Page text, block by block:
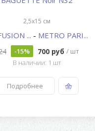
2,5x15 см
... - METRO PARI...
-15% 700 руб / шт
В наличии: 1 шт
Подробнее